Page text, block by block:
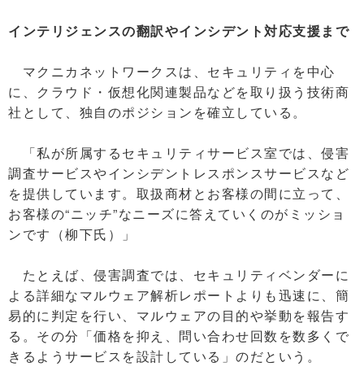
インテリジェンスの翻訳やインシデント対応支援まで
マクニカネットワークスは、セキュリティを中心
に、クラウド・仮想化関連製品などを取り扱う技術商
社として、独自のポジションを確立している。
「私が所属するセキュリティサービス室では、侵害
調査サービスやインシデントレスポンスサービスなど
を提供しています。取扱商材とお客様の間に立って、
お客様の“ニッチ”なニーズに答えていくのがミッショ
ンです（柳下氏）」
たとえば、侵害調査では、セキュリティベンダーに
よる詳細なマルウェア解析レポートよりも迅速に、簡
易的に判定を行い、マルウェアの目的や挙動を報告す
る。その分「価格を抑え、問い合わせ回数を数多くで
きるようサービスを設計している」のだという。